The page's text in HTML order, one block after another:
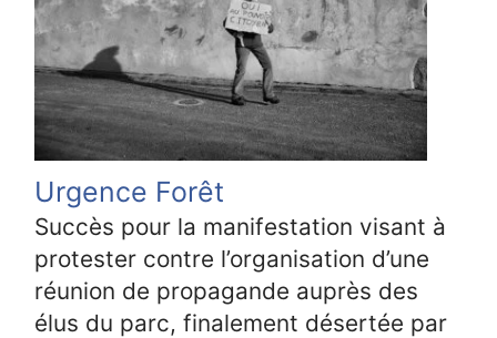
Urgence Forêt
Succès pour la manifestation visant à
protester contre l’organisation d’une
réunion de propagande auprès des
élus du parc, finalement désertée par